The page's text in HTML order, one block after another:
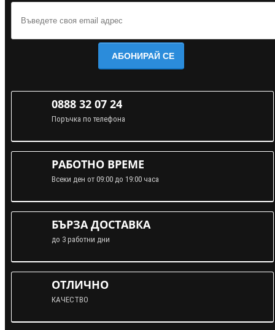
АБОНИРАЙ СЕ
0888 32 07 24
Поръчка по телефона
РАБОТНО ВРЕМЕ
Всеки ден от 09:00 до 19:00 часа
БЪРЗА ДОСТАВКА
до 3 работни дни
ОТЛИЧНО
КАЧЕСТВО